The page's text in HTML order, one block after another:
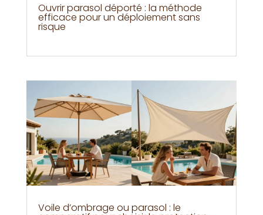
Ouvrir parasol déporté : la méthode
efficace pour un déploiement sans
risque
Voile d’ombrage ou parasol : le